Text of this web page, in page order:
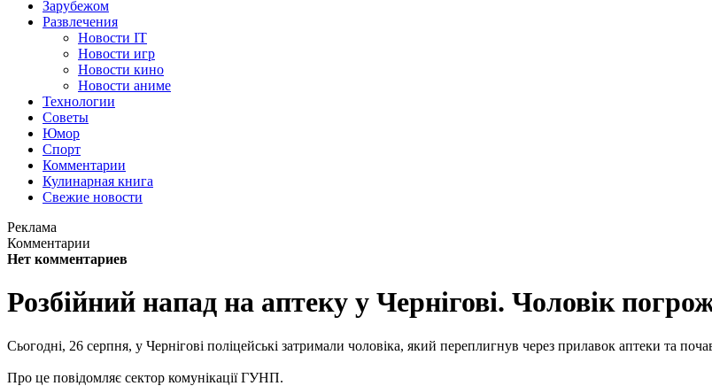
Зарубежом
Развлечения
Новости IT
Новости игр
Новости кино
Новости аниме
Технологии
Советы
Юмор
Спорт
Комментарии
Кулинарная книга
Свежие новости
Реклама
Комментарии
Нет комментариев
Розбійний напад на аптеку у Чернігові. Чоловік
Сьогодні, 26 серпня, у Чернігові поліцейські затримали чоловіка, який переплигнув через прилавок аптеки та
Про це повідомляє сектор комунікації ГУНП.